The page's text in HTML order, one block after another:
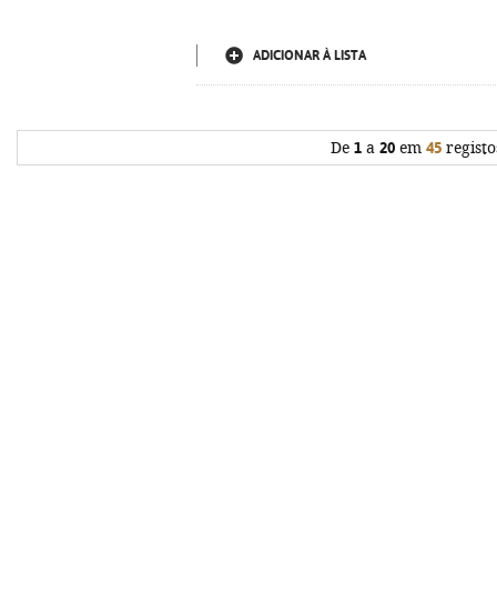
ADICIONAR À LISTA
De 1a 20em 45